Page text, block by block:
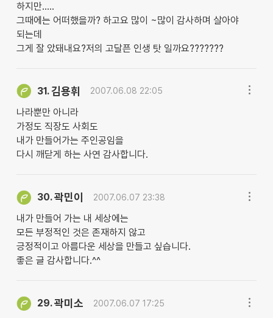
하지만.....
그때에는 어떠했을까? 하고요 많이 ~많이 감사하며 살아야
되는데
그게 잘 았돼내요?저의 고달픈 인생 탓 일까요???????
31.김용휘 2007.06.08 22:05
나라뿐만 아니라
가정도 직장도 사회도
내가 만들어가는 주인공임을
다시 깨닫게 하는 사연 감사합니다.
30.곽민이 2007.06.07 23:38
내가 만들어 가는 내 세상에는
모든 부정적인 것은 존재하지 않고
긍정적이고 아름다운 세상을 만들고 싶습니다.
좋은 글 감사합니다.^^
29.곽미소 2007.06.07 17:25